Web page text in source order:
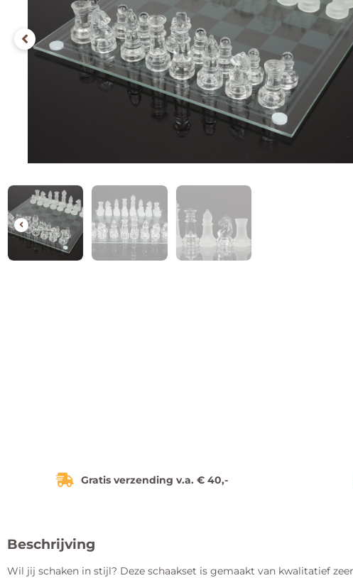
Gratis verzending v.a. € 40,-
Beschrijving
Wil jij schaken in stijl? Deze schaakset is gemaakt van kwalitatief